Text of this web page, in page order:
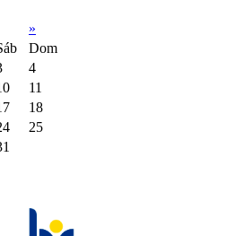
»
Dom
4
11
18
25